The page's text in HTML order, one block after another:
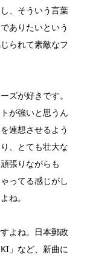
、そういう言葉
ありたいという
られて素敵なフ
ズが好きです。
が強いと思うん
連想させるよう
、とても壮大な
張りながらも
ってる感じがし
ね。
よね。日本郵政
」など、新曲に